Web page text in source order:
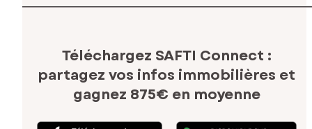
Téléchargez SAFTI Connect :
partagez vos infos immobilières et
gagnez 875€ en moyenne